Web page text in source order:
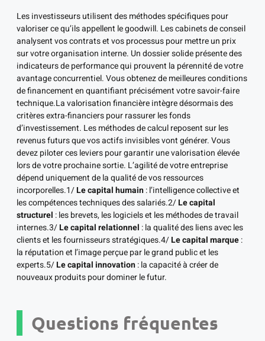
Les investisseurs utilisent des méthodes spécifiques pour
valoriser ce qu’ils appellent le goodwill. Les cabinets de conseil
analysent vos contrats et vos processus pour mettre un prix
sur votre organisation interne. Un dossier solide présente des
indicateurs de performance qui prouvent la pérennité de votre
avantage concurrentiel. Vous obtenez de meilleures conditions
de financement en quantifiant précisément votre savoir-faire
technique.La valorisation financière intègre désormais des
critères extra-financiers pour rassurer les fonds
d’investissement. Les méthodes de calcul reposent sur les
revenus futurs que vos actifs invisibles vont générer. Vous
devez piloter ces leviers pour garantir une valorisation élevée
lors de votre prochaine sortie. L’agilité de votre entreprise
dépend uniquement de la qualité de vos ressources
incorporelles.1/Le capital humain: l’intelligence collective et
les compétences techniques des salariés.2/Le capital
structurel : les brevets, les logiciels et les méthodes de travail
internes.3/Le capital relationnel : la qualité des liens avec les
clients et les fournisseurs stratégiques.4/Le capital marque:
la réputation et l’image perçue par le grand public et les
experts.5/Le capital innovation: la capacité à créer de
nouveaux produits pour dominer le futur.
Questions fréquentes